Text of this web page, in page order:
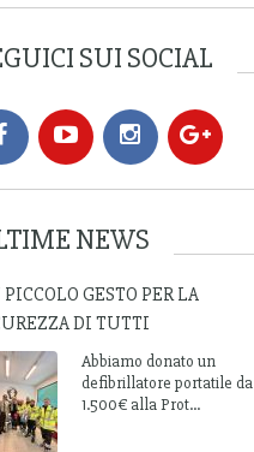
SUI SOCIAL
NEWS
GESTO PER LA
DI TUTTI
Abbiamo donato un
defibrillatore portatile da
1.500€ alla Prot...